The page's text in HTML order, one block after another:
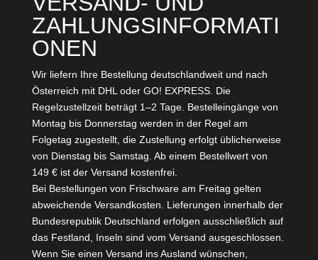
ZAHLUNGSINFORMATI
ONEN
Wir liefern Ihre Bestellung deutschlandweit und nach
Österreich mit DHL oder GO! EXPRESS. Die
Regelzustellzeit beträgt 1–2 Tage. Bestelleingänge von
Montag bis Donnerstag werden in der Regel am
Folgetag zugestellt, die Zustellung erfolgt üblicherweise
von Dienstag bis Samstag. Ab einem Bestellwert von
149 € ist der Versand kostenfrei.
Bei Bestellungen von Frischware am Freitag gelten
abweichende Versandkosten. Lieferungen innerhalb der
Bundesrepublik Deutschland erfolgen ausschließlich auf
das Festland, Inseln sind vom Versand ausgeschlossen.
Wenn Sie einen Versand ins Ausland wünschen,